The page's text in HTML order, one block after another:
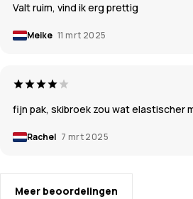
Valt ruim, vind ik erg prettig
Meike 11 mrt 2025
fijn pak, skibroek zou wat elastischer
Rachel 7 mrt 2025
Meer beoordelingen